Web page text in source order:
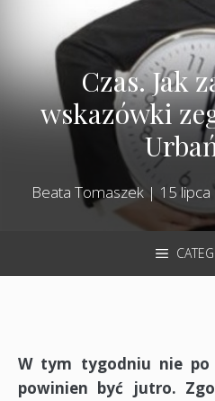
Czas. Jak
wskazówki
Beata Tomaszek| 15
W tym tygodniu nie
powinien być jutro.